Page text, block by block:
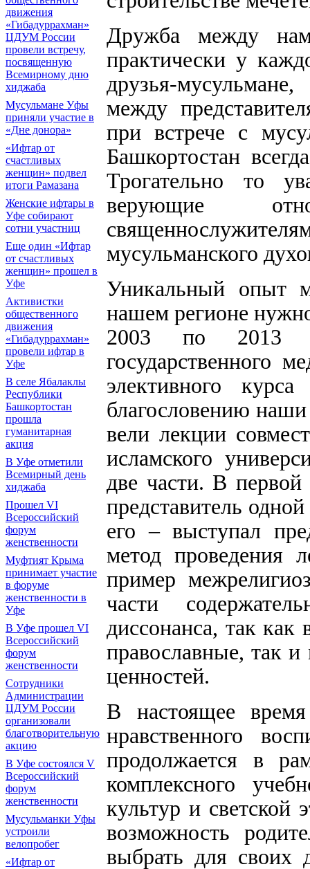
движения
«Гибадуррахман»
ЦДУМ России
провели встречу,
посвященную
Всемирному дню
хиджаба
Мусульмане Уфы
приняли участие в
«Дне донора»
«Ифтар от
счастливых
женщин» подвел
итоги Рамазана
Женские ифтары в
Уфе собирают
сотни участниц
Еще один «Ифтар
от счастливых
женщин» прошел в
Уфе
Активистки
общественного
движения
«Гибадуррахман»
провели ифтар в
Уфе
В селе Ябалаклы
Республики
Башкортостан
прошла
гуманитарная
акция
В Уфе отметили
Всемирный день
хиджаба
Прошел VI
Всероссийский
форум
женственности
Муфтият Крыма
принимает участие
в форуме
женственности в
Уфе
В Уфе прошел VI
Всероссийский
форум
женственности
Сотрудники
Администрации
ЦДУМ России
организовали
благотворительную
акцию
В Уфе состоялся V
Всероссийский
форум
женственности
Мусульманки Уфы
устроили
велопробег
«Ифтар от
Дружба между
практически у
друзья-
между
при встрече с
Башкортостан
Трогательно то
верующие
мусульманского
Уникальный опыт
нашем регионе
2003 по 2013
государственного
элективного
благословению
вели лекции
исламского
две части. В
представитель
его – выступал
метод проведения
пример
части
диссонанса, так как
православные, так
ценностей.
В настоящее
нравственного
продолжается в
комплексного
культур и светской
возможность
выбрать для своих